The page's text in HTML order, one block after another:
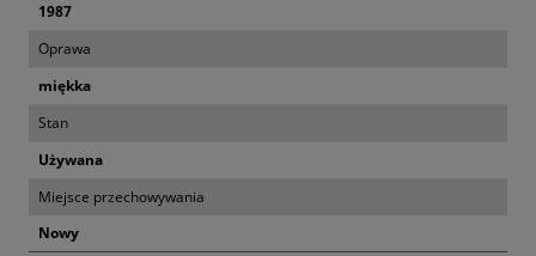
1987
Oprawa
miękka
Stan
Używana
Miejsce przechowywania
Nowy